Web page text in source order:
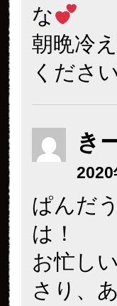
な
朝晩冷
ください
き
2020
ぱんだ
は！
お忙し
さり、